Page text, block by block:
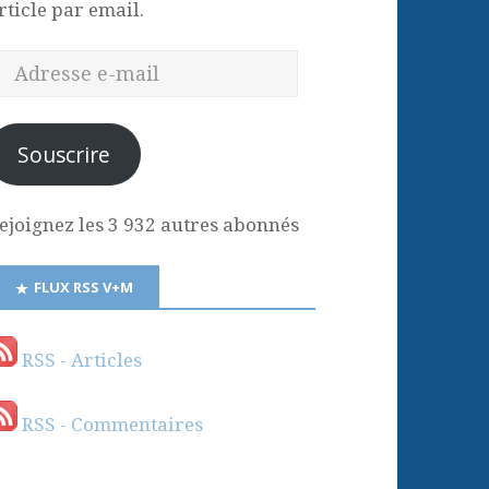
par email.
Souscrire
les 3 932 autres abonnés
FLUX RSS V+M
RSS - Articles
RSS - Commentaires